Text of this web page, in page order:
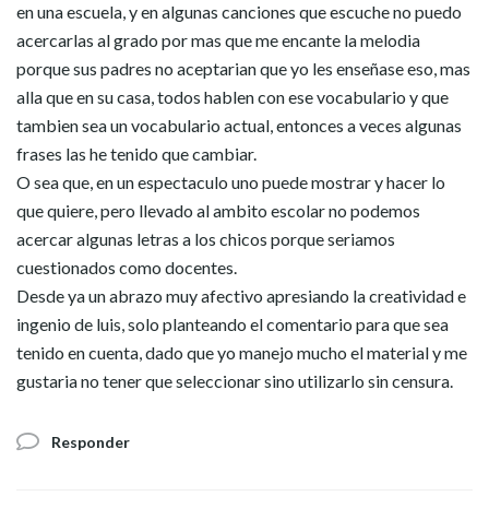
en una escuela, y en algunas canciones que escuche no puedo
acercarlas al grado por mas que me encante la melodia
porque sus padres no aceptarian que yo les enseñase eso, mas
alla que en su casa, todos hablen con ese vocabulario y que
tambien sea un vocabulario actual, entonces a veces algunas
frases las he tenido que cambiar.
O sea que, en un espectaculo uno puede mostrar y hacer lo
que quiere, pero llevado al ambito escolar no podemos
acercar algunas letras a los chicos porque seriamos
cuestionados como docentes.
Desde ya un abrazo muy afectivo apresiando la creatividad e
ingenio de luis, solo planteando el comentario para que sea
tenido en cuenta, dado que yo manejo mucho el material y me
gustaria no tener que seleccionar sino utilizarlo sin censura.
Responder